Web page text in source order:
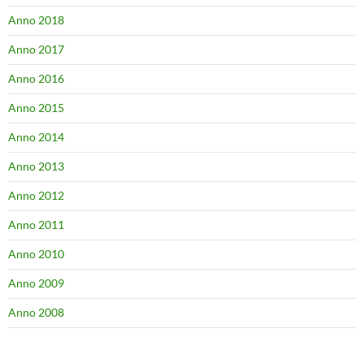
Anno 2018
Anno 2017
Anno 2016
Anno 2015
Anno 2014
Anno 2013
Anno 2012
Anno 2011
Anno 2010
Anno 2009
Anno 2008